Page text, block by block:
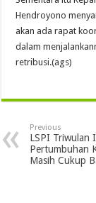
Hendroyono
akan ada rapat
dalam
retribusi.(ags)
Previous
LSPI Triwulan
Pertumbuhan
Masih Cukup